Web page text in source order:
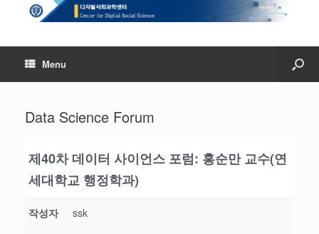
Menu
Data Science Forum
제40차 데이터 사이언스 포럼: 홍순만 교수(연
세대학교 행정학과)
작성자 ssk